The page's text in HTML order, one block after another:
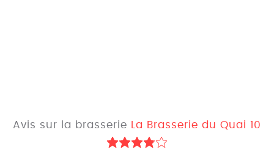
Avis sur la brasserie La Brasserie du Quai 10